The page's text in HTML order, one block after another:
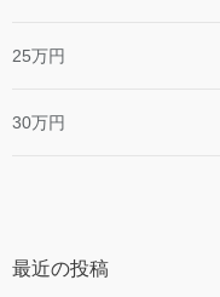
25万円
30万円
最近の投稿